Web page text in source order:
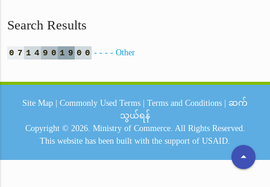
Search Results
0 7 1 4 9 0 1 9 0 0 - - - - Other
arrow_drop_up
Site Map Commonly Used Terms Terms and Conditions
ဆက်
သွယ်ရန်
Copyright © 2026. Ministry of Commerce. All Rights Reserved.
This website has been built with the support of USAID.